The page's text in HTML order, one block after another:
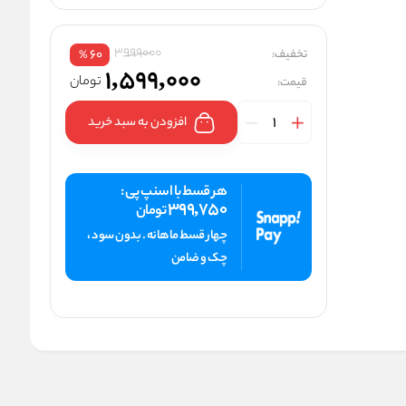
تخفیف: 3999000
60
%
قیمت: 1,599,000 تومان
افزودن به سبد خرید
هر قسط با اسنپ پی :
399,750تومان
چهار قسط ماهانه . بدون سود ،
چک و ضامن